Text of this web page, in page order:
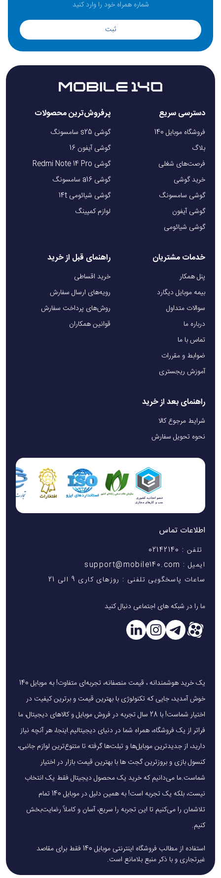
ثبت
دسترسی سریع
فروشگاه موبایل 140
بلاگ
فرصت‌های شغلی
خرید گوشی
گوشی سامسونگ
گوشی آیفون
گوشی شیائومی
پرفروش‌ترین محصولات
گوشی s25 سامسونگ
گوشی آیفون 16
گوشی Redmi Note 14 Pro
گوشی a16 سامسونگ
گوشی شیائومی 14t
لوازم کمپینگ
خدمات مشتریان
پنل همکار
بیمه موبایل دیگارد
سوالات متداول
درباره ما
تماس با ما
ضوابط و مقررات
آموزش ریجستری
راهنمای قبل از خرید
خرید اقساطی
رویه‌های ارسال سفارش
روش‌های پرداخت سفارش
قوانین همکاران
راهنمای بعد از خرید
شرایط مرجوع کالا
نحوه تحویل سفارش
اطلاعات تماس
تلفن : 02142140
ایمیل : support@mobile140.com
ساعات پاسخگویی تلفنی : روزهای کاری 9 الی 21
ما را در شبکه های اجتماعی دنبال کنید
یک خرید هوشمندانه ، قیمت منصفانه، تجربه‌ای متفاوت! به موبایل 140
خوش آمدید، جایی که تکنولوژی با بهترین قیمت و برترین کیفیت در
اختیار شماست! با 28 سال تجربه در فروش موبایل و کالاهای دیجیتال، ما
فراتر از یک فروشگاه، همراه شما در دنیای دیجیتالیم.اینجا، هر آنچه نیاز
دارید، از جدیدترین موبایل‌ها و تبلت‌ها گرفته تا متنوع‌ترین لوازم جانبی،
کنسول بازی و بروزترین گجت ها با بهترین قیمت بازار در اختیار
شماست.ما می‌دانیم که خرید یک محصول دیجیتال فقط یک انتخاب
نیست، بلکه یک تجربه است! به همین دلیل در موبایل 140 تمام
تلاشمان را می‌کنیم تا این تجربه را سریع، آسان و کاملاً رضایت‌بخش
کنیم.
استفاده از مطالب فروشگاه اینترنتی موبایل 140 فقط برای مقاصد
غیرتجاری و با ذکر منبع بلامانع است.